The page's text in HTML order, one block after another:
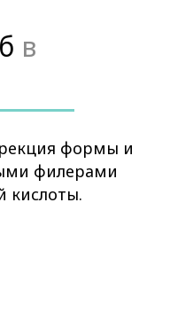
в
формы и
филерами
кислоты.